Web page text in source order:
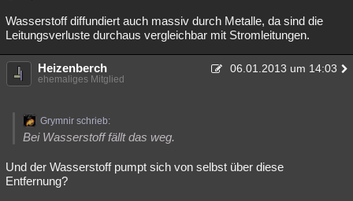
Wasserstoff diffundiert auch massiv durch Metalle, da sind die
Leitungsverluste durchaus vergleichbar mit Stromleitungen.
Heizenberch 06.01.2013 um 14:03
ehemaliges Mitglied
Grymnir schrieb:
Bei Wasserstoff fällt das weg.
Und der Wasserstoff pumpt sich von selbst über diese
Entfernung?